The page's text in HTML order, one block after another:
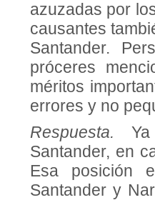
azuzadas por
causantes
Santander.
próceres
méritos
errores y no
Respuesta.
Santander, en
Esa posición
Santander y